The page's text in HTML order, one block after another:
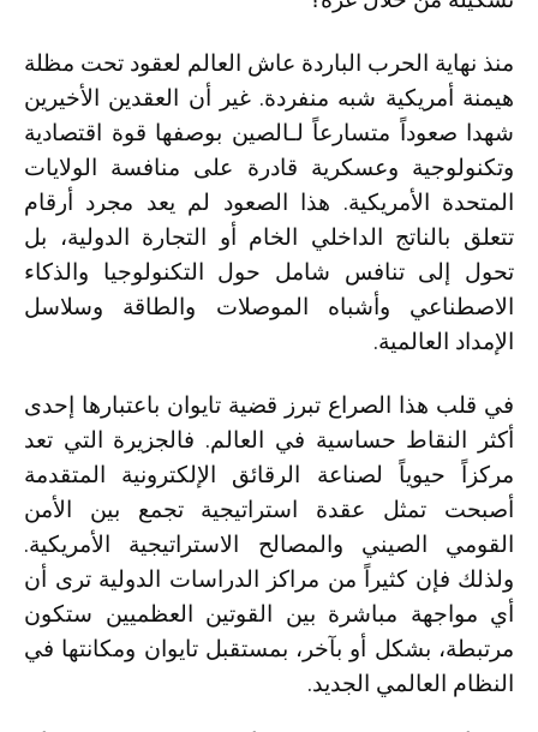
منذ نهاية الحرب الباردة عاش العالم لعقود تحت مظلة
هيمنة أمريكية شبه منفردة. غير أن العقدين الأخيرين
شهدا صعوداً متسارعاً لـالصين بوصفها قوة اقتصادية
وتكنولوجية وعسكرية قادرة على منافسة الولايات
المتحدة الأمريكية. هذا الصعود لم يعد مجرد أرقام
تتعلق بالناتج الداخلي الخام أو التجارة الدولية، بل
تحول إلى تنافس شامل حول التكنولوجيا والذكاء
الاصطناعي وأشباه الموصلات والطاقة وسلاسل
الإمداد العالمية.
في قلب هذا الصراع تبرز قضية تايوان باعتبارها إحدى
أكثر النقاط حساسية في العالم. فالجزيرة التي تعد
مركزاً حيوياً لصناعة الرقائق الإلكترونية المتقدمة
أصبحت تمثل عقدة استراتيجية تجمع بين الأمن
القومي الصيني والمصالح الاستراتيجية الأمريكية.
ولذلك فإن كثيراً من مراكز الدراسات الدولية ترى أن
أي مواجهة مباشرة بين القوتين العظميين ستكون
مرتبطة، بشكل أو بآخر، بمستقبل تايوان ومكانتها في
النظام العالمي الجديد.